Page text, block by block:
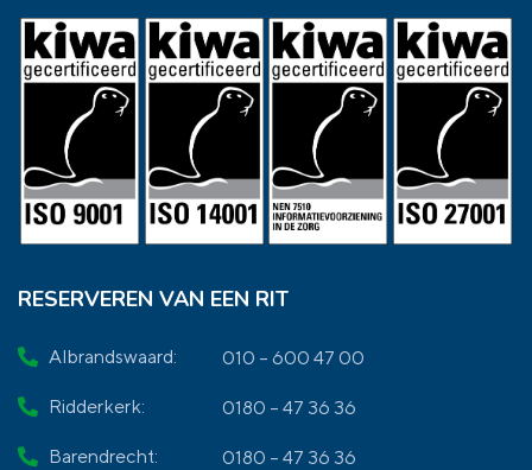
RESERVEREN VAN EEN RIT
Albrandswaard: 010 – 600 47 00
Ridderkerk: 0180 – 47 36 36
Barendrecht: 0180 – 47 36 36